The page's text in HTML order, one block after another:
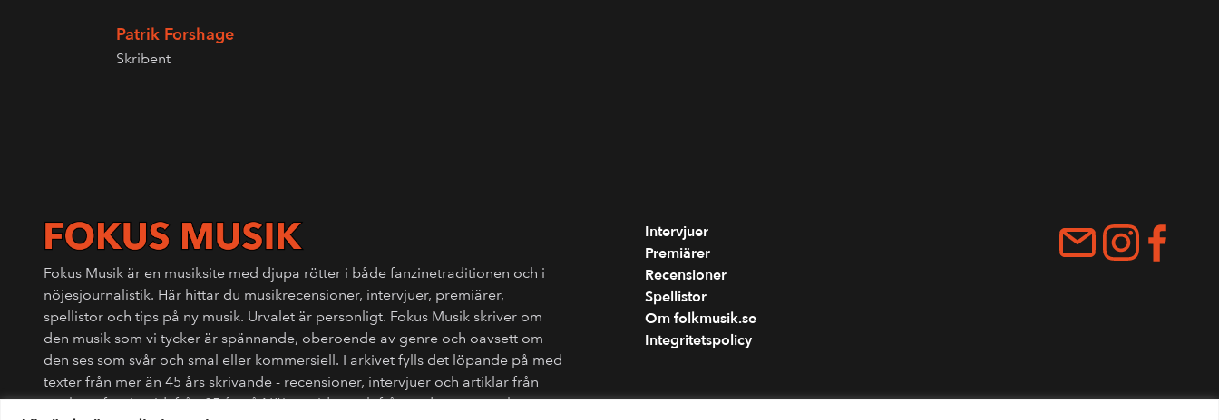
Patrik Forshage
Skribent
Fokus Musik är en musiksite med djupa rötter i både fanzinetraditionen och i
nöjesjournalistik. Här hittar du musikrecensioner, intervjuer, premiärer,
spellistor och tips på ny musik. Urvalet är personligt. Fokus Musik skriver om
den musik som vi tycker är spännande, oberoende av genre och oavsett om
den ses som svår och smal eller kommersiell. I arkivet fylls det löpande på med
texter från mer än 45 års skrivande - recensioner, intervjuer och artiklar från
punkens fanzinetid, från 25 år på Nöjesguiden och från andra sammanhang.
Intervjuer
Premiärer
Recensioner
Spellistor
Om folkmusik.se
Integritetspolicy